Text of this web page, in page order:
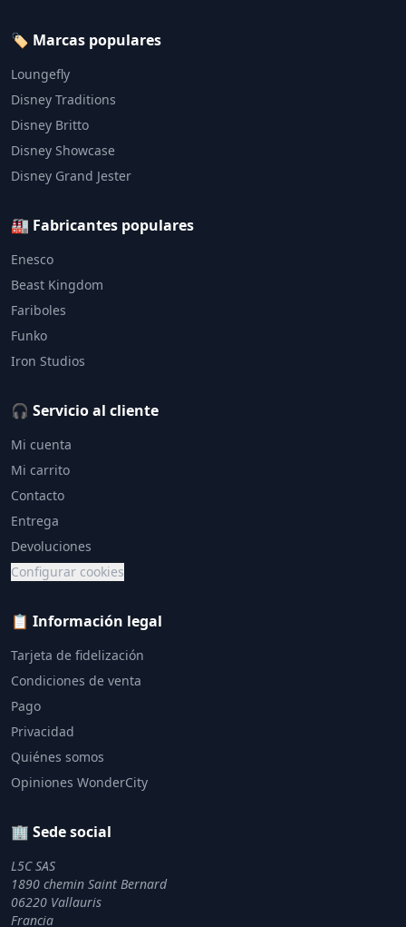
🏷️ Marcas populares
Loungefly
Disney Traditions
Disney Britto
Disney Showcase
Disney Grand Jester
🏭 Fabricantes populares
Enesco
Beast Kingdom
Fariboles
Funko
Iron Studios
🎧 Servicio al cliente
Mi cuenta
Mi carrito
Contacto
Entrega
Devoluciones
Configurar cookies
📋 Información legal
Tarjeta de fidelización
Condiciones de venta
Pago
Privacidad
Quiénes somos
Opiniones WonderCity
🏢 Sede social
L5C SAS
1890 chemin Saint Bernard
06220 Vallauris
Francia